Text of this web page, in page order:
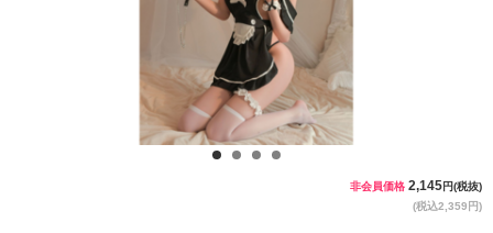
非会員価格 2,145円(税抜)
(税込2,359円)